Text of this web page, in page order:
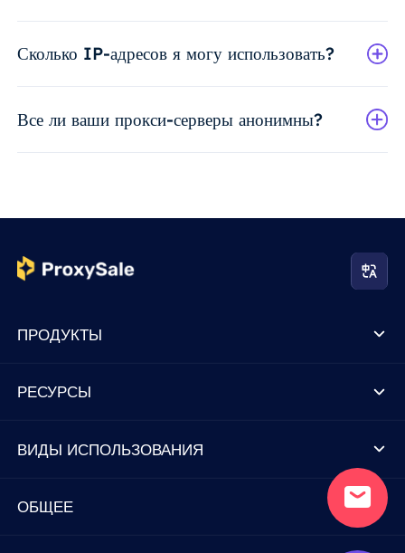
Сколько IP-адресов я могу использовать?
Все ли ваши прокси-серверы анонимны?
ПРОДУКТЫ
РЕСУРСЫ
ВИДЫ ИСПОЛЬЗОВАНИЯ
ОБЩЕЕ